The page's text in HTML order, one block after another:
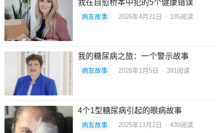
我在自愈桥本中犯的5个健康错误
病友故事 2026年4月21日 · 185阅读
我的糖尿病之旅：一个警示故事
病友故事 2026年1月5日 · 391阅读
4个1型糖尿病引起的眼病故事
病友故事 2025年11月2日 · 439阅读